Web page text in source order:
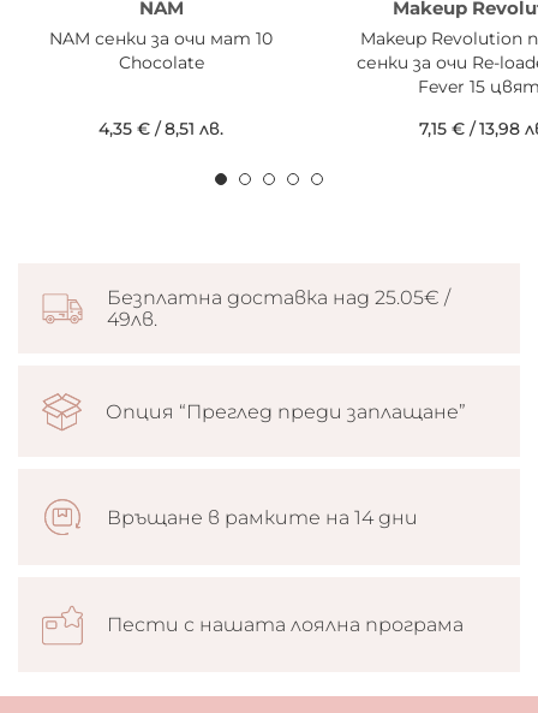
NAM
NAM сенки за очи мат 10
Chocolate
4,35 € /8,51 лв.
Makeup
Makeup Revolution
сенки за очи Re-
Fever 15
7,15 € /13,98
Безплатна доставка над 25.05€ /
49лв.
Опция “Преглед преди заплащане”
Връщане в рамките на 14 дни
Пести с нашата лоялна програма